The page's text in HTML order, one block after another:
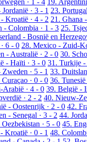
· 3 - 1 23.
Kroatië · 4 - 2 21. Ghana
- Colombia · 1 - 3 25.
- Bosnië en
6 - 0 28. Mexico - Zuid-
- Australië · 2 - 0 30.
- Haïti · 3 - 0 31. Turkije -
· 5 - 1 33.
· 0 - 0 36. Tunesië
Arabië · 4 - 0 39. België -
· 2 - 2 40. Nieuw-
- Oostenrijk · 2 - 0 42.
- Senegal · 3 - 2 44.
· 5 - 0 45.
Kroatië · 0 - 1 48.